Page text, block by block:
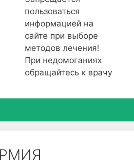
пользоваться
информацией на
сайте при выборе
методов лечения!
При недомоганиях
обращайтесь к врачу